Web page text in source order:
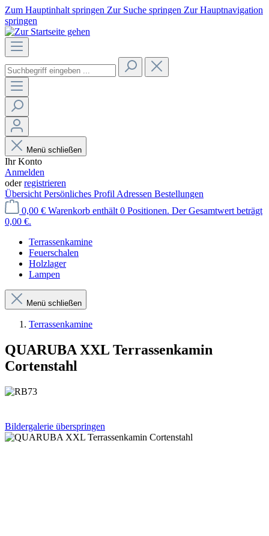
Zum Hauptinhalt springen Zur Suche springen Zur Hauptnavigation
springen
Menü schließen
Ihr Konto
Anmelden
oderregistrieren
Übersicht Persönliches Profil Adressen Bestellungen
0,00 € Warenkorb enthält 0 Positionen. Der Gesamtwert beträgt
0,00 €.
Terrassenkamine
Feuerschalen
Holzlager
Lampen
Menü schließen
Terrassenkamine
QUARUBA XXL Terrassenkamin
Cortenstahl
Bildergalerie überspringen